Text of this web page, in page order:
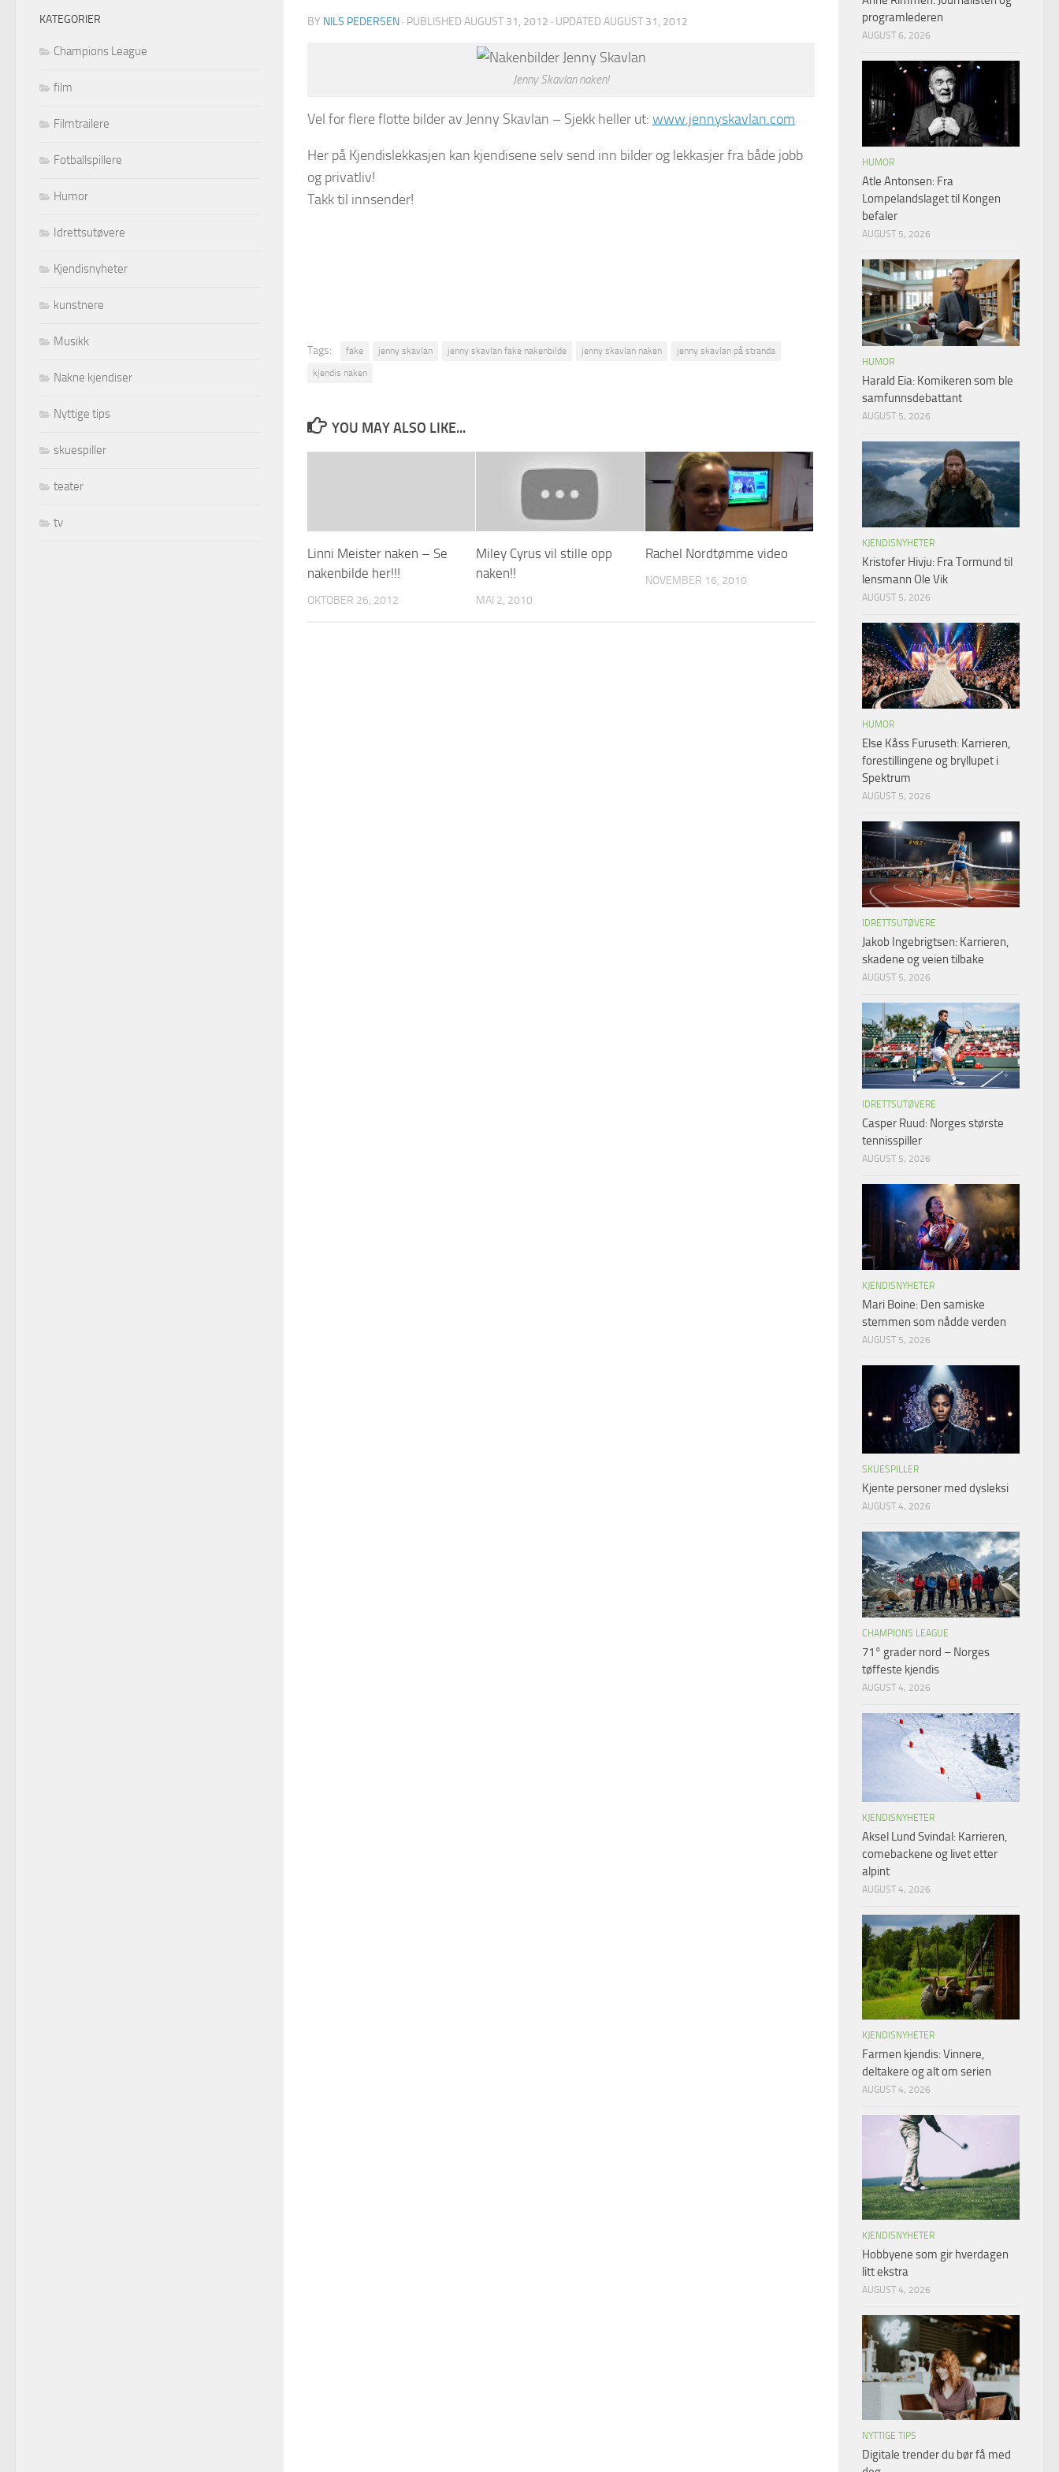
BY NILS PEDERSEN · PUBLISHED AUGUST 31, 2012 · UPDATED AUGUST 31, 2012
Jenny Skavlan naken!
Vel for flere flotte bilder av Jenny Skavlan – Sjekk heller ut: www.jennyskavlan.com
Her på Kjendislekkasjen kan kjendisene selv send inn bilder og lekkasjer fra både jobb
og privatliv!
Takk til innsender!
Tags: fake jenny skavlan jenny skavlan fake nakenbilde jenny skavlan naken
jenny skavlan på stranda
kjendis naken
YOU MAY ALSO LIKE...
Linni Meister naken – Se
nakenbilde her!!!
OKTOBER 26, 2012
Miley Cyrus vil stille opp
naken!!
MAI 2, 2010
Rachel Nordtømme video
NOVEMBER 16, 2010
KATEGORIER
Champions League
film
Filmtrailere
Fotballspillere
Humor
Idrettsutøvere
Kjendisnyheter
kunstnere
Musikk
Nakne kjendiser
Nyttige tips
skuespiller
teater
tv
programlederen
AUGUST 6, 2026
HUMOR
Atle Antonsen: Fra
Lompelandslaget til Kongen
befaler
AUGUST 5, 2026
HUMOR
Harald Eia: Komikeren som ble
samfunnsdebattant
AUGUST 5, 2026
KJENDISNYHETER
Kristofer Hivju: Fra Tormund til
lensmann Ole Vik
AUGUST 5, 2026
HUMOR
Else Kåss Furuseth: Karrieren,
forestillingene og bryllupet i
Spektrum
AUGUST 5, 2026
IDRETTSUTØVERE
Jakob Ingebrigtsen: Karrieren,
skadene og veien tilbake
AUGUST 5, 2026
IDRETTSUTØVERE
Casper Ruud: Norges største
tennisspiller
AUGUST 5, 2026
KJENDISNYHETER
Mari Boine: Den samiske
stemmen som nådde verden
AUGUST 5, 2026
SKUESPILLER
Kjente personer med dysleksi
AUGUST 4, 2026
CHAMPIONS LEAGUE
71° grader nord – Norges
tøffeste kjendis
AUGUST 4, 2026
KJENDISNYHETER
Aksel Lund Svindal: Karrieren,
comebackene og livet etter
alpint
AUGUST 4, 2026
KJENDISNYHETER
Farmen kjendis: Vinnere,
deltakere og alt om serien
AUGUST 4, 2026
KJENDISNYHETER
Hobbyene som gir hverdagen
litt ekstra
AUGUST 4, 2026
NYTTIGE TIPS
Digitale trender du bør få med